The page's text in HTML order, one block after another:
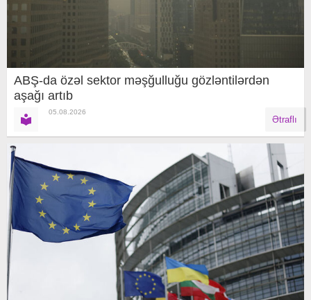
ABŞ-da özəl sektor məşğulluğu gözləntilərdən
aşağı artıb
05.08.2026
Ətraflı